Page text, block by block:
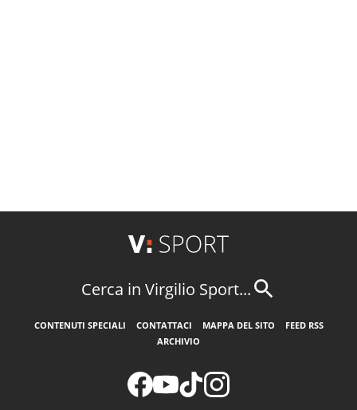
Cerca in Virgilio Sport...
CONTENUTI SPECIALI CONTATTACI MAPPA DEL SITO
FEED RSS
ARCHIVIO